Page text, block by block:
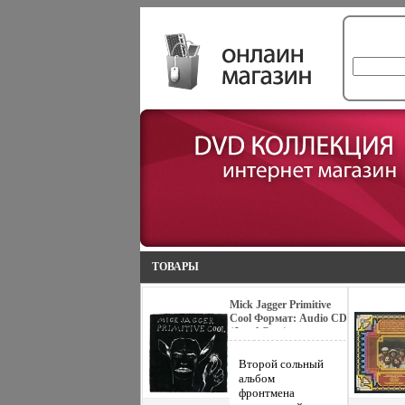
ТОВАРЫ
Mick Jagger Primitive
Cool Формат: Audio CD
(Jewel Case)
Warner Music, Торговая
Фирма "Никитин"
Германия
Лицензионные товары
Второй сольный
альбом
фронтмена